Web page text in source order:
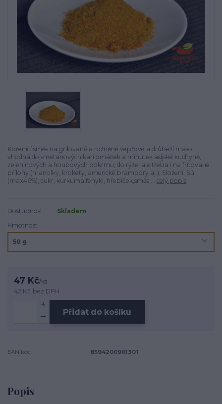
Kořenící směs na grilované a rožněné vepřové a drůbeží maso,
vhodná do smetanových kari omáček a minutek asijské kuchyně,
zeleninových a houbových pokrmu, do rýže, ale třeba i na fritované
přílohy (hranolky, krokety, americké brambory aj.). Složení: Sůl
(max46%), cukr, kurkuma,fenykl, hřebíček,směs ... celý popis
Dostupnost
Skladem
Hmotnost
47 Kč/ks
42 Kč bez DPH
Přidat do košíku
EAN kód: 8594200901301
Popis